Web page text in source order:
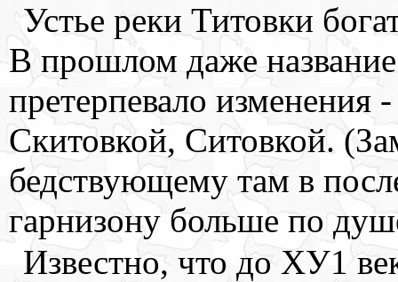
Устье реки Титовки
В прошлом даже
претерпевало изменения
Скитовкой, Ситовкой.
бедствующему там в
гарнизону больше по
Известно, что до ХУ1